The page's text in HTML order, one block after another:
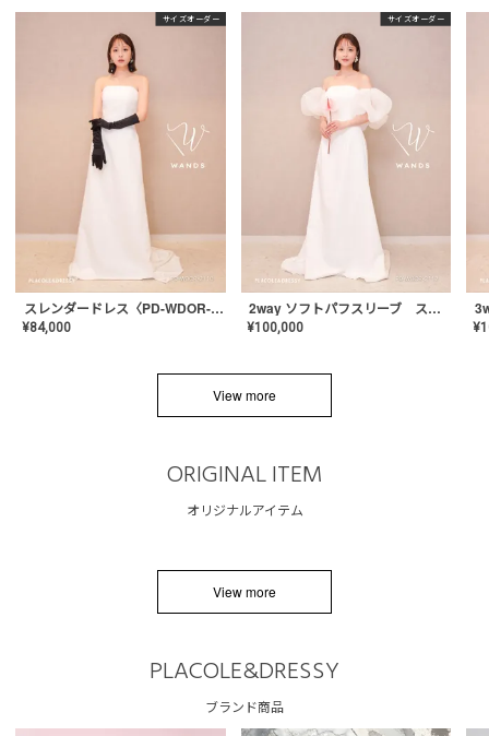
サイズオーダー
スレンダードレス〈PD-WDOR-2110〉
¥84,000
サイズオーダー
2way ソフトパフスリーブ スレンダードレス〈PD-WDOR-2112〉
¥100,000 ¥
View more
ORIGINAL ITEM
オリジナルアイテム
View more
PLACOLE&DRESSY
ブランド商品